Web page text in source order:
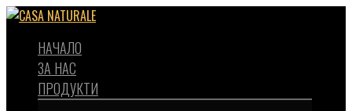
НАЧАЛО
ЗА НАС
ПРОДУКТИ